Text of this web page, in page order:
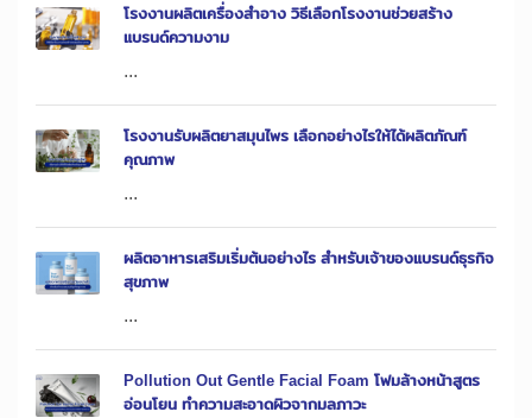
โรงงานผลิตเครื่องสำอาง วิธีเลือกโรงงานช่วยสร้าง
แบรนด์ความงาม
...
โรงงานรับผลิตยาสมุนไพร เลือกอย่างไรให้ได้ผลิตภัณฑ์
คุณภาพ
...
ผลิตอาหารเสริมเริ่มต้นอย่างไร สำหรับเจ้าของแบรนด์ธุรกิจ
สุขภาพ
...
Pollution Out Gentle Facial Foam โฟมล้างหน้าสูตร
อ่อนโยน ทำความสะอาดผิวจากมลภาวะ